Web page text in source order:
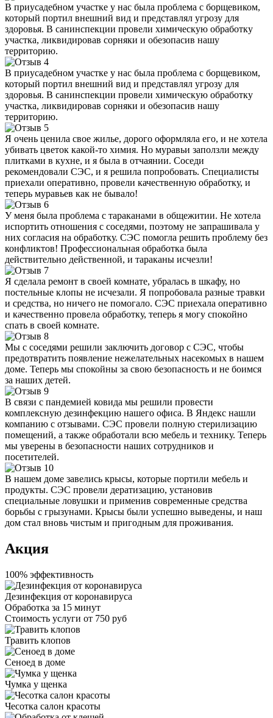
В приусадебном участке у нас была проблема с борщевиком,
который портил внешний вид и представлял угрозу для
здоровья. В санинспекции провели химическую обработку
участка, ликвидировав сорняки и обезопасив нашу
территорию.
В приусадебном участке у нас была проблема с борщевиком,
который портил внешний вид и представлял угрозу для
здоровья. В санинспекции провели химическую обработку
участка, ликвидировав сорняки и обезопасив нашу
территорию.
Я очень ценила свое жилье, дорого оформляла его, и не хотела
убивать цветок какой-то химия. Но муравьи заползли между
плитками в кухне, и я была в отчаянии. Соседи
рекомендовали СЭС, и я решила попробовать. Специалисты
приехали оперативно, провели качественную обработку, и
теперь муравьев как не бывало!
У меня была проблема с тараканами в общежитии. Не хотела
испортить отношения с соседями, поэтому не запрашивала у
них согласия на обработку. СЭС помогла решить проблему без
конфликтов! Профессиональная обработка была
действительно действенной, и тараканы исчезли!
Я сделала ремонт в своей комнате, убралась в шкафу, но
постельные клопы не исчезали. Я попробовала разные травки
и средства, но ничего не помогало. СЭС приехала оперативно
и качественно провела обработку, теперь я могу спокойно
спать в своей комнате.
Мы с соседями решили заключить договор с СЭС, чтобы
предотвратить появление нежелательных насекомых в нашем
доме. Теперь мы спокойны за свою безопасность и не боимся
за наших детей.
В связи с пандемией ковида мы решили провести
комплексную дезинфекцию нашего офиса. В Яндекс нашли
компанию с отзывами. СЭС провели полную стерилизацию
помещений, а также обработали всю мебель и технику. Теперь
мы уверены в безопасности наших сотрудников и
посетителей.
В нашем доме завелись крысы, которые портили мебель и
продукты. СЭС провели дератизацию, установив
специальные ловушки и применив современные средства
борьбы с грызунами. Крысы были успешно выведены, и наш
дом стал вновь чистым и пригодным для проживания.
Акция
100% эффективность
Дезинфекция от коронавируса
Обработка за 15 минут
Стоимость услуги от 750 руб
Травить клопов
Сеноед в доме
Чумка у щенка
Чесотка салон красоты